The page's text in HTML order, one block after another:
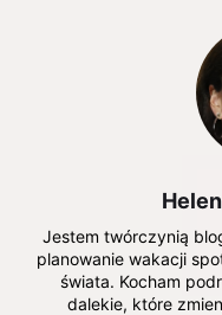
Jestem twórczynią
planowanie wakacji
świata. Kocham
dalekie, które